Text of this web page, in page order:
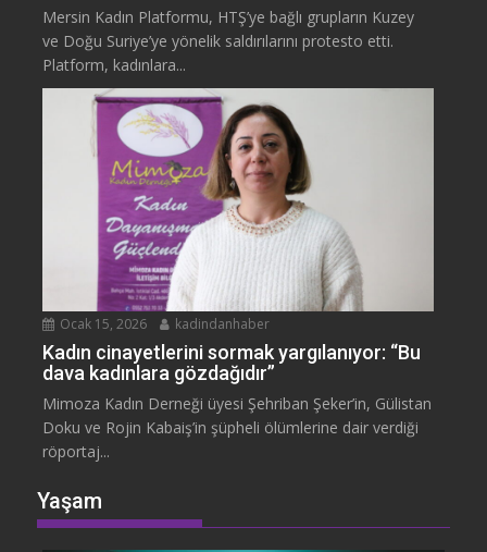
Mersin Kadın Platformu, HTŞ’ye bağlı grupların Kuzey
ve Doğu Suriye’ye yönelik saldırılarını protesto etti.
Platform, kadınlara...
Ocak 15, 2026 kadindanhaber
Kadın cinayetlerini sormak yargılanıyor: “Bu
dava kadınlara gözdağıdır”
Mimoza Kadın Derneği üyesi Şehriban Şeker’in, Gülistan
Doku ve Rojin Kabaiş’in şüpheli ölümlerine dair verdiği
röportaj...
Yaşam